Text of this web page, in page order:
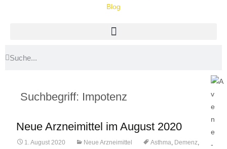
Suchbegriff: Impotenz
Neue Arzneimittel im August 2020
1. August 2020 Neue Arzneimittel Asthma, Demenz,